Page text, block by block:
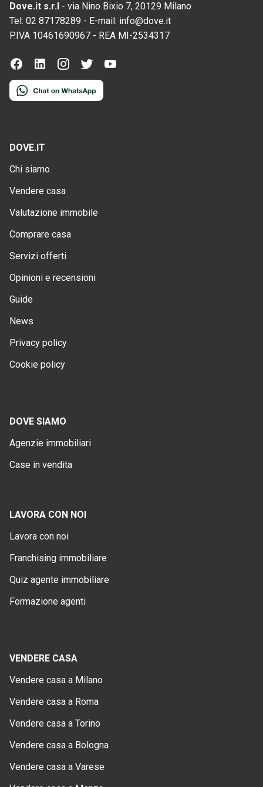
Dove.it s.r.l - via Nino Bixio 7, 20129 Milano
Tel: 02 87178289 - E-mail: info@dove.it
P.IVA 10461690967 - REA MI-2534317
DOVE.IT
Chi siamo
Vendere casa
Valutazione immobile
Comprare casa
Servizi offerti
Opinioni e recensioni
Guide
News
Privacy policy
Cookie policy
DOVE SIAMO
Agenzie immobiliari
Case in vendita
LAVORA CON NOI
Lavora con noi
Franchising immobiliare
Quiz agente immobiliare
Formazione agenti
VENDERE CASA
Vendere casa a Milano
Vendere casa a Roma
Vendere casa a Torino
Vendere casa a Bologna
Vendere casa a Varese